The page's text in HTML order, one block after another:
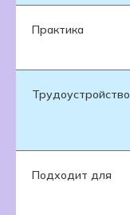
Практика
Трудоустройство
Подходит для